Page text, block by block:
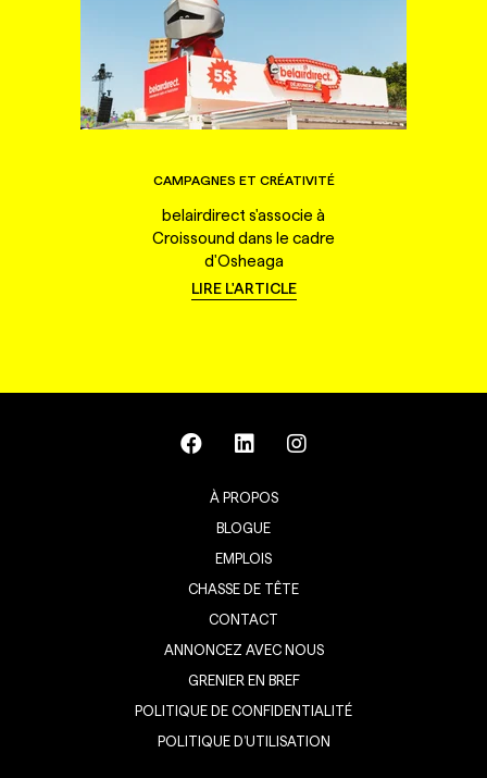
CAMPAGNES ET CRÉATIVITÉ
belairdirect s'associe à
Croissound dans le cadre
d'Osheaga
LIRE L'ARTICLE
À PROPOS
BLOGUE
EMPLOIS
CHASSE DE TÊTE
CONTACT
ANNONCEZ AVEC NOUS
GRENIER EN BREF
POLITIQUE DE CONFIDENTIALITÉ
POLITIQUE D’UTILISATION